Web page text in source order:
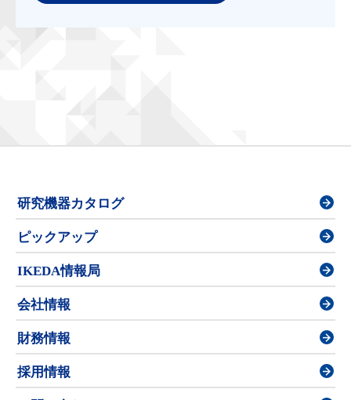
研究機器カタログ
ピックアップ
IKEDA情報局
会社情報
財務情報
採用情報